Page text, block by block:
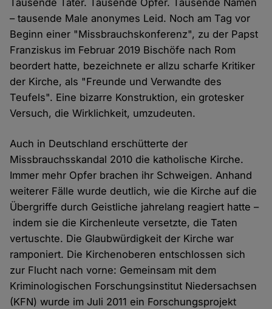
Tausende Täter. Tausende Opfer. Tausende Namen
– tausende Male anonymes Leid. Noch am Tag vor
Beginn einer "Missbrauchskonferenz", zu der Papst
Franziskus im Februar 2019 Bischöfe nach Rom
beordert hatte, bezeichnete er allzu scharfe Kritiker
der Kirche, als "Freunde und Verwandte des
Teufels". Eine bizarre Konstruktion, ein grotesker
Versuch, die Wirklichkeit, umzudeuten.
Auch in Deutschland erschütterte der
Missbrauchsskandal 2010 die katholische Kirche.
Immer mehr Opfer brachen ihr Schweigen. Anhand
weiterer Fälle wurde deutlich, wie die Kirche auf die
Übergriffe durch Geistliche jahrelang reagiert hatte –
indem sie die Kirchenleute versetzte, die Taten
vertuschte. Die Glaubwürdigkeit der Kirche war
ramponiert. Die Kirchenoberen entschlossen sich
zur Flucht nach vorne: Gemeinsam mit dem
Kriminologischen Forschungsinstitut Niedersachsen
(KFN) wurde im Juli 2011 ein Forschungsprojekt